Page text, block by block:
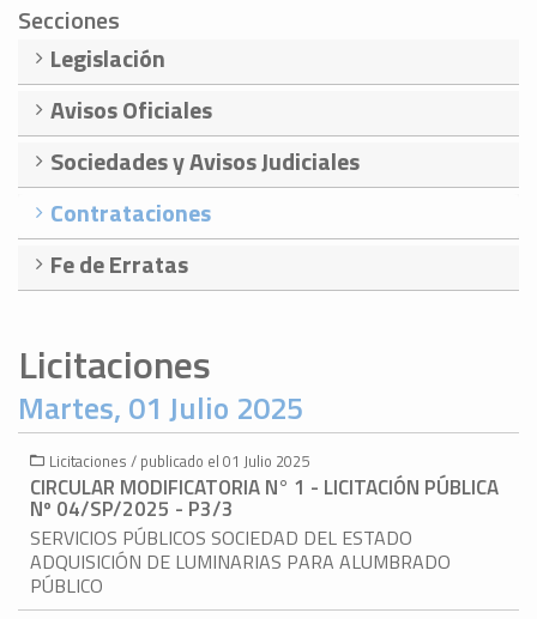
Secciones
Legislación
Avisos Oficiales
Sociedades y Avisos Judiciales
Contrataciones
Fe de Erratas
Licitaciones
Martes, 01 Julio 2025
Licitaciones / publicado el 01 Julio 2025
CIRCULAR MODIFICATORIA N° 1 - LICITACIÓN PÚBLICA
Nº 04/SP/2025 - P3/3
SERVICIOS PÚBLICOS SOCIEDAD DEL ESTADO
ADQUISICIÓN DE LUMINARIAS PARA ALUMBRADO
PÚBLICO